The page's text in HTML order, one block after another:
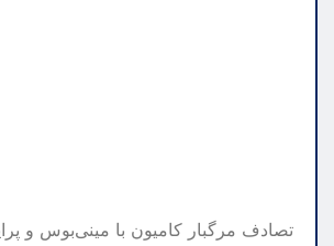
تصادف مرگبار کامیون با مینی‌بوس و